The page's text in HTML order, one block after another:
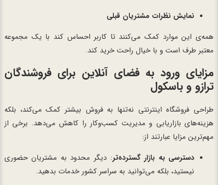
نمایش نظرات مشتریان قبلی
همه‌ی این موارد کمک می‌کنند تا کاربر احساس کند با یک مجموعه
معتبر طرف است و با خیال راحت خرید کند.
مزایای ورود به فضای آنلاین برای فروشندگان
ترازو و باسکول
طراحی فروشگاه اینترنتی نه‌تنها به فروش بیشتر کمک می‌کند، بلکه
هزینه‌های بازاریابی و مدیریت کسب‌وکار را کاهش می‌دهد. برخی از
مهم‌ترین مزایا عبارتند از:
دسترسی به بازار گسترده‌تر: دیگر محدود به مشتریان حضوری
نیستید، بلکه می‌توانید به سراسر کشور خدمات بدهید.